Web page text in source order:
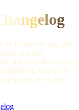
angelog
es Neues bei uns gibt
und das
siehst du die letzten
welche du
tollen Ideen wir